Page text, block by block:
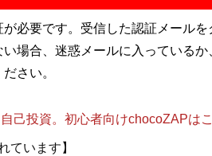
必要です。受信した認証メールを
場合、迷惑メールに入っている
さい。
己投資。初心者向けchocoZAPは
ています】